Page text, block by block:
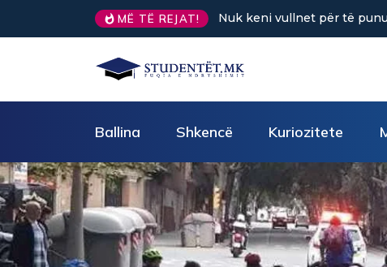
MË TË REJAT!
Tre truke të vogla rikthejnë energjinëSa kafe në ditë ndihmon
Ballina Shkencë Kuriozitete